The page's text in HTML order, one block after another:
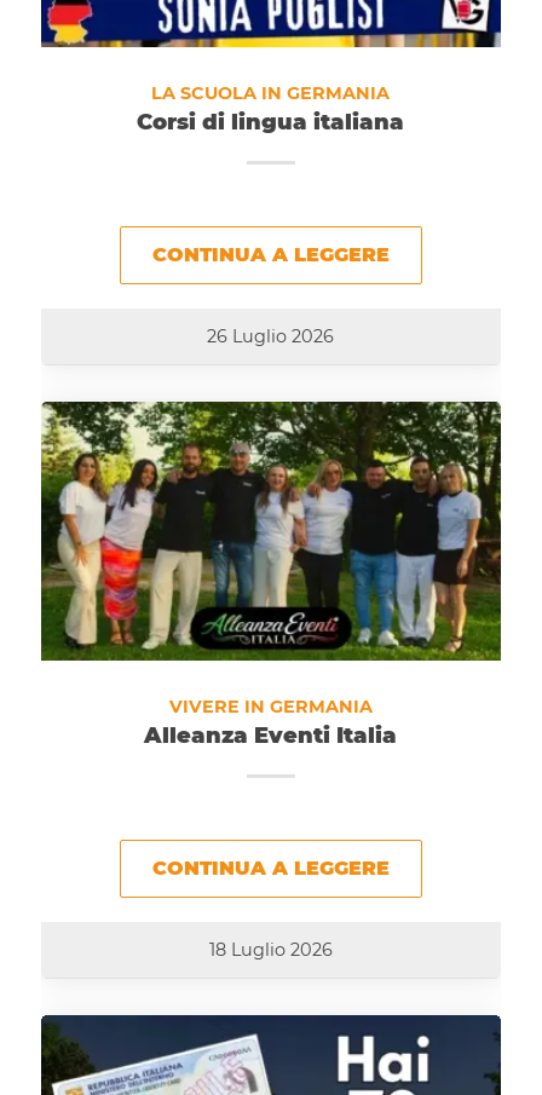
LA SCUOLA IN GERMANIA
Corsi di lingua italiana
CONTINUA A LEGGERE
26 Luglio 2026
VIVERE IN GERMANIA
Alleanza Eventi Italia
CONTINUA A LEGGERE
18 Luglio 2026